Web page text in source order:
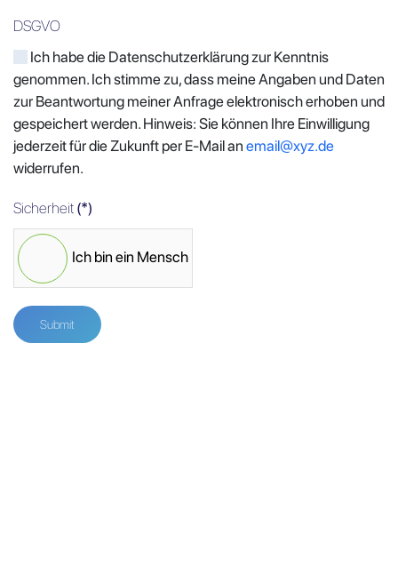
DSGVO
Ich habe die Datenschutzerklärung zur Kenntnis
genommen. Ich stimme zu, dass meine Angaben und Daten
zur Beantwortung meiner Anfrage elektronisch erhoben und
gespeichert werden. Hinweis: Sie können Ihre Einwilligung
jederzeit für die Zukunft per E-Mail an email@xyz.de
widerrufen.
Sicherheit (*)
Ich bin ein Mensch
Submit